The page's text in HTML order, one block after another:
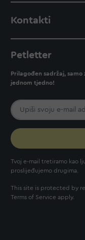
Kontakti
Petletter
Prilagođen sadržaj,
jednom tjedno!
Tvoj e-mail tretiramo kao
proslijeđujemo drugima.
This site is protected by
Terms of Service apply.